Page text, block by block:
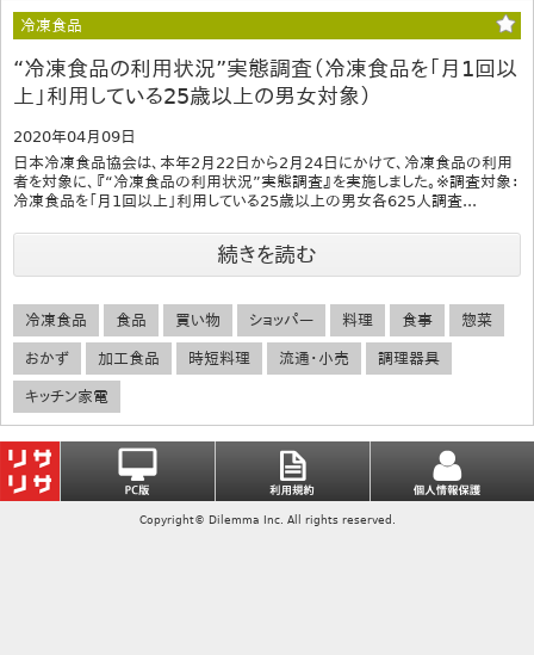
冷凍食品
“冷凍食品の利用状況”実態調査（冷凍食品を「月1回以
上」利用している25歳以上の男女対象）
2020年04月09日
日本冷凍食品協会は、本年2月22日から2月24日にかけて、冷凍食品の利用
者を対象に、『“冷凍食品の利用状況”実態調査』を実施しました。※調査対象：
冷凍食品を「月1回以上」利用している25歳以上の男女各625人調査...
続きを読む
冷凍食品 食品 買い物 ショッパー 料理 食事 惣菜
おかず 加工食品 時短料理 流通・小売 調理器具
キッチン家電
Copyright© Dilemma Inc. All rights reserved.